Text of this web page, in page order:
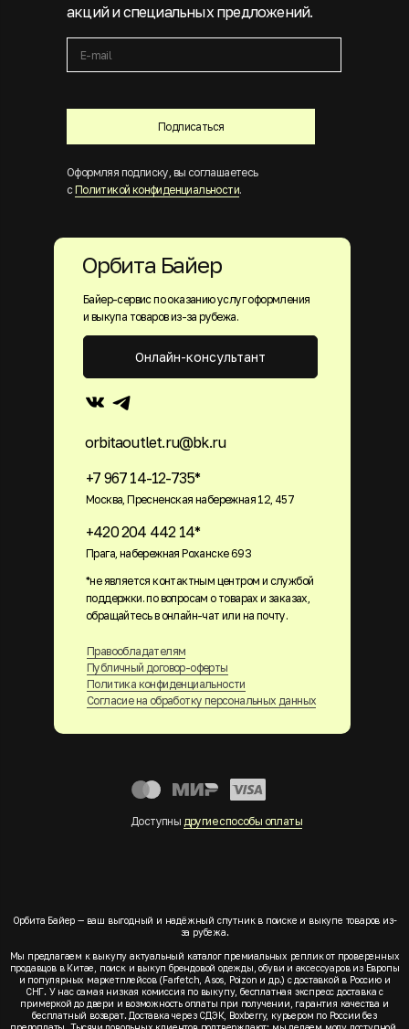
Подписаться
акций и специальных предложений.
Оформляя подписку, вы соглашаетесь
с Политикой конфиденциальности.
Байер-сервис по оказанию услуг оформления
и выкупа товаров из-за рубежа.
+7 967 14-12-735*
Москва, Пресненская набережная 12, 457
+420 204 442 14*
Прага, набережная Роханске 693
orbitaoutlet.ru@bk.ru
Правообладателям
Публичный договор-оферты
Политика конфиденциальности
Согласие на обработку персональных данных
Онлайн-консультант
Орбита Байер
Доступны другие способы оплаты
*не является контактным центром и службой
поддержки. по вопросам о товарах и заказах,
обращайтесь в онлайн-чат или на почту.
Орбита Байер — ваш выгодный и надёжный спутник в поиске и выкупе товаров из-
за рубежа.
Мы предлагаем к выкупу актуальный каталог премиальных реплик от проверенных
продавцов в Китае, поиск и выкуп брендовой одежды, обуви и аксессуаров из Европы
и популярных маркетплейсов (Farfetch, Asos, Poizon и др.) с доставкой в Россию и
СНГ. У нас самая низкая комиссия по выкупу, бесплатная экспресс доставка с
примеркой до двери и возможность оплаты при получении, гарантия качества и
бесплатный возврат. Доставка через СДЭК, Boxberry, курьером по России без